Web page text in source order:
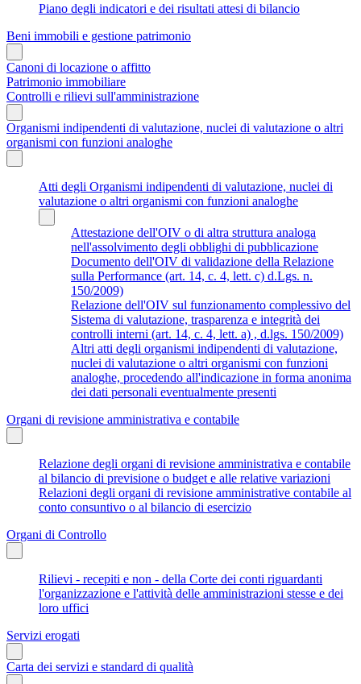
Piano degli indicatori e dei risultati attesi di bilancio
Beni immobili e gestione patrimonio
Canoni di locazione o affitto
Patrimonio immobiliare
Controlli e rilievi sull'amministrazione
Organismi indipendenti di valutazione, nuclei di valutazione o altri
organismi con funzioni analoghe
Atti degli Organismi indipendenti di valutazione, nuclei di
valutazione o altri organismi con funzioni analoghe
Attestazione dell'OIV o di altra struttura analoga
nell'assolvimento degli obblighi di pubblicazione
Documento dell'OIV di validazione della Relazione
sulla Performance (art. 14, c. 4, lett. c) d.Lgs. n.
150/2009)
Relazione dell'OIV sul funzionamento complessivo del
Sistema di valutazione, trasparenza e integrità dei
controlli interni (art. 14, c. 4, lett. a) , d.lgs. 150/2009)
Altri atti degli organismi indipendenti di valutazione,
nuclei di valutazione o altri organismi con funzioni
analoghe, procedendo all'indicazione in forma anonima
dei dati personali eventualmente presenti
Organi di revisione amministrativa e contabile
Relazione degli organi di revisione amministrativa e contabile
al bilancio di previsione o budget e alle relative variazioni
Relazioni degli organi di revisione amministrative contabile al
conto consuntivo o al bilancio di esercizio
Organi di Controllo
Rilievi - recepiti e non - della Corte dei conti riguardanti
l'organizzazione e l'attività delle amministrazioni stesse e dei
loro uffici
Servizi erogati
Carta dei servizi e standard di qualità